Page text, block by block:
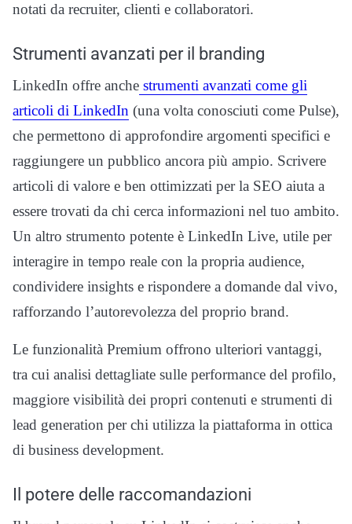
notati da recruiter, clienti e collaboratori.
Strumenti avanzati per il branding
LinkedIn offre anche strumenti avanzati come gli
articoli di LinkedIn (una volta conosciuti come Pulse),
che permettono di approfondire argomenti specifici e
raggiungere un pubblico ancora più ampio. Scrivere
articoli di valore e ben ottimizzati per la SEO aiuta a
essere trovati da chi cerca informazioni nel tuo ambito.
Un altro strumento potente è LinkedIn Live, utile per
interagire in tempo reale con la propria audience,
condividere insights e rispondere a domande dal vivo,
rafforzando l’autorevolezza del proprio brand.
Le funzionalità Premium offrono ulteriori vantaggi,
tra cui analisi dettagliate sulle performance del profilo,
maggiore visibilità dei propri contenuti e strumenti di
lead generation per chi utilizza la piattaforma in ottica
di business development.
Il potere delle raccomandazioni